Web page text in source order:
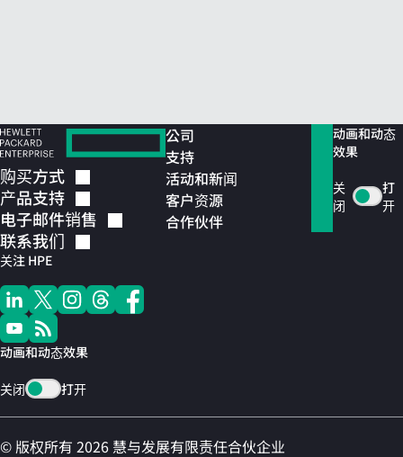
购买方式
产品支持
电子邮件销售
联系我们
关注 HPE
动画和动态效果
关闭 打开
公司
支持
活动和新闻
客户资源
合作伙伴
动画和动态
效果
关
闭
打
开
© 版权所有 2026 慧与发展有限责任合伙企业